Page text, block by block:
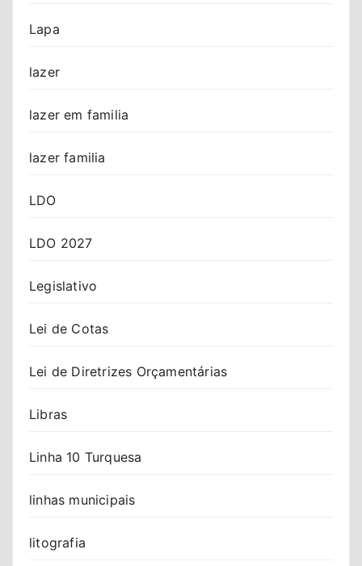
Lapa
lazer
lazer em familia
lazer familia
LDO
LDO 2027
Legislativo
Lei de Cotas
Lei de Diretrizes Orçamentárias
Libras
Linha 10 Turquesa
linhas municipais
litografia